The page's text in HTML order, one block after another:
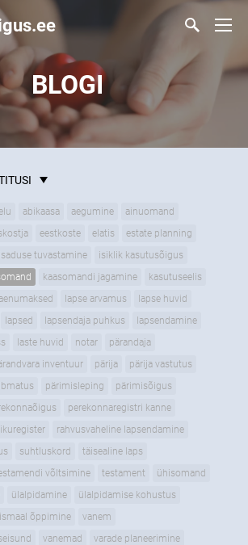
BLOGI
abikaasa aegumine
ainuomand
eestkoste elatis
estate planning
isaduse tuvastamine
isiklik kasutusõigus
kaasomandi jagamine
kasutuseelis
lapse arvamus
lapse huvid
lapsed lapsendaja puhkus
lapsendamine
laste huvid notar
pärandaja
inventuur pärija
pärija vastutus
pärimisleping
pärimisõigus
perekonnaregistri kanne
rahvusvaheline lapsendamine
suhtluskord
täisealine laps
võltsimine testament
ühisomand
ülalpidamine
ülalpidamise kohustus
õppimine
vanem
vanemad varade planeerimine